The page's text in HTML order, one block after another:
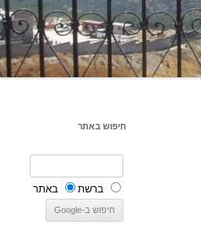
חיפוש באתר
ברשת באתר